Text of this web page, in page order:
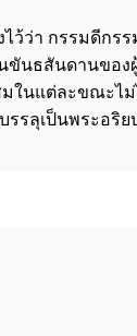
ว่า กรรมดีกร
ขันธสันดานขอ
ในแต่ละขณะไ
รรลุเป็นพระอริ